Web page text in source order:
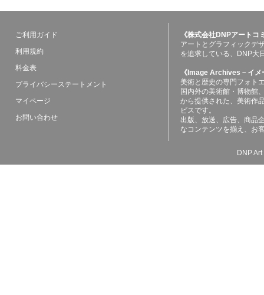
ご利用ガイド
利用規約
料金表
プライバシーステートメント
マイページ
お問い合わせ
《株式会社DNPアート
アートとグラフィックデ
を追求している、DNP大
《Image Archives－イ
美術と歴史の専門フォト
国内外の美術館・博物館
から提供された、美術作
ビスです。
出版、放送、広告、商品
なコンテンツを揃え、お
DNP